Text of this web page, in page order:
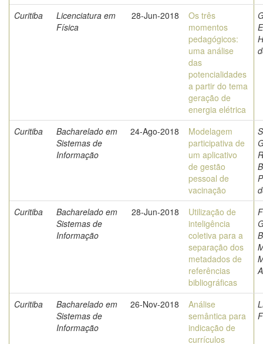
Curitiba
Licenciatura em
Física
28-Jun-2018
Os três
momentos
pedagógicos:
uma análise
das
potencialidades
a partir do tema
geração de
energia elétrica
Curitiba
Bacharelado em
Sistemas de
Informação
24-Ago-2018
Modelagem
participativa de
um aplicativo
de gestão
pessoal de
vacinação
Curitiba
Bacharelado em
Sistemas de
Informação
28-Jun-2018
Utilização de
inteligência
coletiva para a
separação dos
metadados de
referências
bibliográficas
Curitiba
Bacharelado em
Sistemas de
Informação
26-Nov-2018
Análise
semântica para
indicação de
currículos